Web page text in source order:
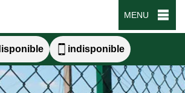
MENU
indisponible